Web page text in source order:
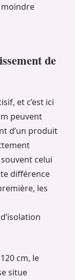
de
et c’est ici
peuvent
d’un produit
celui
différence
les
cm, le
situe